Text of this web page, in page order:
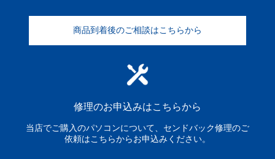
商品到着後のご相談はこちらから
修理のお申込みはこちらから
当店でご購入のパソコンについて、センドバック修理のご
依頼はこちらからお申込みください。